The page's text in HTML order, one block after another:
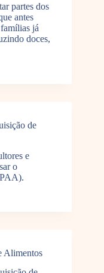
partes dos
antes
já
doces,
de
e
o
Alimentos